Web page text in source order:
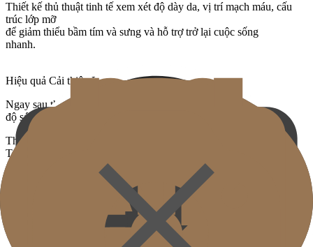
Thiết kế thủ thuật tinh tế xem xét độ dày da, vị trí mạch máu, cấu
trúc lớp mỡ
để giảm thiểu bầm tím và sưng và hỗ trợ trở lại cuộc sống
nhanh.
Hiệu quả Cải thiện Độ sáng Tức thì và Tự nhiên
Ngay sau thủ thuật bóng vùng mắt nhạt đi và
độ sáng tự nhiên như kết cấu da được sắp xếp xuất hiện.
The Authority in Periorbital Correction
Tạo nên tiêu chuẩn của chương trình chỉnh sửa vùng mắt.
Vùng mắt là vùng đòi hỏi độ chính xác cao hơn và hiểu biết giải
phẫu hơn thủ thuật đơn thuần vì da mỏng và mạch máu dày đặc.
Gold J là KOL chính thức của Merz Belotero và Galderma
Restylane, tập trung vào chương trình Bright Eyes
liên tục nghiên cứu bí quyết thủ thuật cân nhắc tính an toàn và ấn
tượng tự nhiên của vùng mắt.